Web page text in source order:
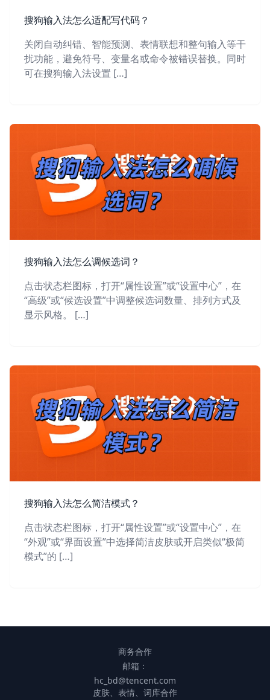
搜狗输入法怎么适配写代码？
关闭自动纠错、智能预测、表情联想和整句输入等干
扰功能，避免符号、变量名或命令被错误替换。同时
可在搜狗输入法设置 […]
搜狗输入法怎么调候选词？
点击状态栏图标，打开“属性设置”或“设置中心”，在
“高级”或“候选设置”中调整候选词数量、排列方式及
显示风格。 […]
搜狗输入法怎么简洁模式？
点击状态栏图标，打开“属性设置”或“设置中心”，在
“外观”或“界面设置”中选择简洁皮肤或开启类似“极简
模式”的 […]
商务合作
邮箱：
hc_bd@tencent.com
皮肤、表情、词库合作